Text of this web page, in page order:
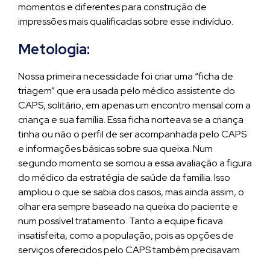
momentos e diferentes para construção de
impressões mais qualificadas sobre esse indivíduo.
Metologia:
Nossa primeira necessidade foi criar uma “ficha de
triagem” que era usada pelo médico assistente do
CAPS, solitário, em apenas um encontro mensal com a
criança e sua família. Essa ficha norteava se a criança
tinha ou não o perfil de ser acompanhada pelo CAPS
e informações básicas sobre sua queixa. Num
segundo momento se somou a essa avaliação a figura
do médico da estratégia de saúde da família. Isso
ampliou o que se sabia dos casos, mas ainda assim, o
olhar era sempre baseado na queixa do paciente e
num possível tratamento. Tanto a equipe ficava
insatisfeita, como a população, pois as opções de
serviços oferecidos pelo CAPS também precisavam